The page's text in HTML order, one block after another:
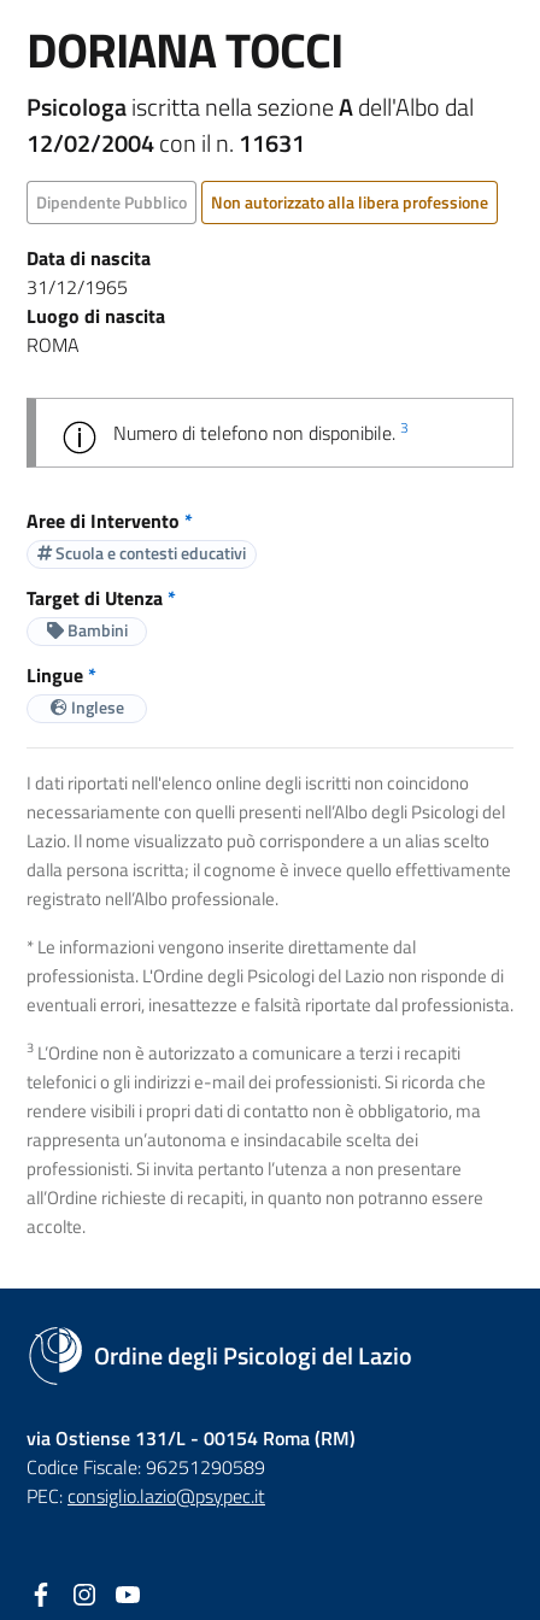
DORIANA TOCCI
Psicologaiscritta nella sezioneAdell'Albo dal
12/02/2004con il n. 11631
Dipendente Pubblico Non autorizzato alla libera professione
Data di nascita
31/12/1965
Luogo di nascita
ROMA
Numero di telefono non disponibile. 3
Aree di Intervento *
Scuola e contesti educativi
Target di Utenza*
Bambini
Lingue*
Inglese
I dati riportati nell'elenco online degli iscritti non coincidono
necessariamente con quelli presenti nell’Albo degli Psicologi del
Lazio. Il nome visualizzato può corrispondere a un alias scelto
dalla persona iscritta; il cognome è invece quello effettivamente
registrato nell’Albo professionale.
* Le informazioni vengono inserite direttamente dal
professionista. L'Ordine degli Psicologi del Lazio non risponde di
eventuali errori, inesattezze e falsità riportate dal professionista.
3 L’Ordine non è autorizzato a comunicare a terzi i recapiti
telefonici o gli indirizzi e-mail dei professionisti. Si ricorda che
rendere visibili i propri dati di contatto non è obbligatorio, ma
rappresenta un’autonoma e insindacabile scelta dei
professionisti. Si invita pertanto l’utenza a non presentare
all’Ordine richieste di recapiti, in quanto non potranno essere
accolte.
Ordine degli Psicologi del Lazio
via Ostiense 131/L - 00154 Roma (RM)
Codice Fiscale: 96251290589
PEC:consiglio.lazio@psypec.it
Facebook
(nuova scheda - new tab)
Instagram
(nuova scheda - new tab)